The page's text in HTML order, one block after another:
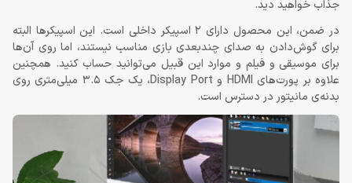
جذاب خواهید دید.
در ضمن، این محصول دارای 2 اسپیکر داخلی است. این اسپیکرها البته
برای گوش‌دادن به صدای چندبعدی بازی مناسب نیستند، اما روی آن‌ها
برای موسیقی و فیلم و موارد این قبیل می‌توانید حساب کنید. همچنین
علاوه بر پورت‌های HDMI و Display Port، یک جک 3.5 میلی‌متری روی
بدنه‌ی مانیتور در دسترس است.